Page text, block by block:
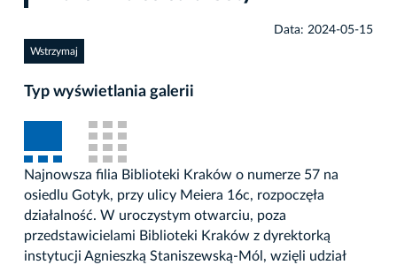
Data: 2024-05-15
Wstrzymaj
Typ wyświetlania galerii
Najnowsza filia Biblioteki Kraków o numerze 57 na
osiedlu Gotyk, przy ulicy Meiera 16c, rozpoczęła
działalność. W uroczystym otwarciu, poza
przedstawicielami Biblioteki Kraków z dyrektorką
instytucji Agnieszką Staniszewską-Mól, wzięli udział